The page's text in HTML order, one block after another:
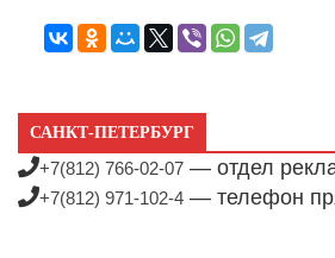
САНКТ-ПЕТЕРБУРГ
+7(812) 766-02-07 — отдел
+7(812) 971-102-4 — телефон